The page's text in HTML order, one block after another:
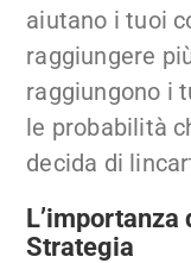
aiutano i tuoi
raggiungere
raggiungono i
le probabilità
decida di
Strategia